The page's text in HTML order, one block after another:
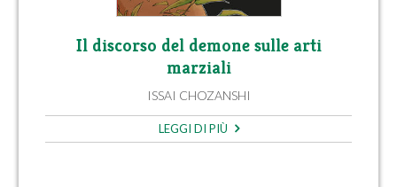
Il discorso del demone sulle arti
marziali
ISSAI CHOZANSHI
LEGGI DI PIÙ